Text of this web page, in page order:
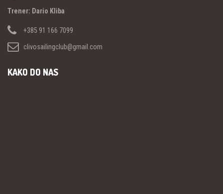
Trener: Dario Kliba
+385 91 166 7099
clivosailingclub@gmail.com
KAKO DO NAS